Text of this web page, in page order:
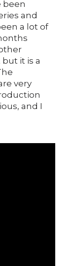
been
and
a lot of
it is a
very
and I